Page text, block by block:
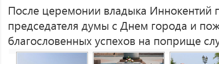
После церемонии владыка Иннокентий
председателя думы с Днем города и
благословенных успехов на поприще